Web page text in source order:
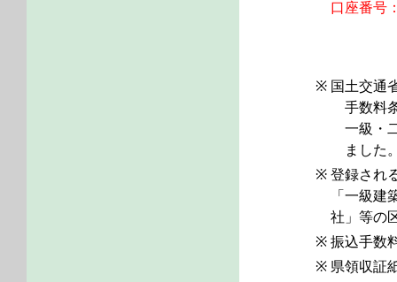
口座番号
※ 国土交通
手数料
一級・
ました
※ 登録され
「一級
社」等の
※ 振込手数
※ 県領収証